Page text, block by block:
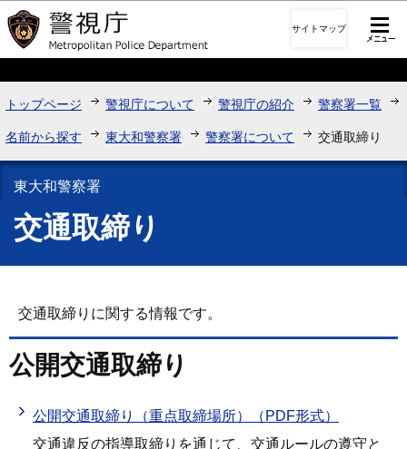
このページの本文へ移動
サイトマップ
トップページ 警視庁について 警視庁の紹介 警察署一覧
名前から探す 東大和警察署 警察署について 交通取締り
東大和警察署
交通取締り
交通取締りに関する情報です。
公開交通取締り
公開交通取締り（重点取締場所）（PDF形式）
交通違反の指導取締りを通じて、交通ルールの遵守と